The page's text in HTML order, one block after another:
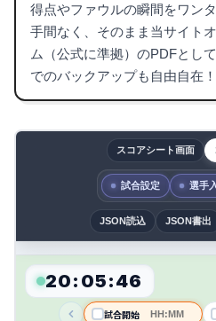
得点やファウルの瞬間をワン
手間なく、そのまま当サイト
ム（公式に準拠）のPDFとし
でのバックアップも自由自在！